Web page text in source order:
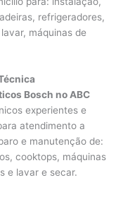
refrigeradores,
máquinas de
Bosch no ABC
experientes e
atendimento a
e manutenção de:
cooktops, máquinas
e lavar e secar.